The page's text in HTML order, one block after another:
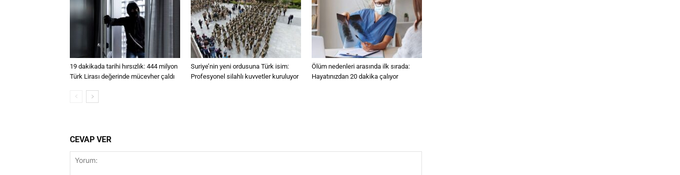
19 dakikada tarihi hırsızlık: 444 milyon
Türk Lirası değerinde mücevher çaldı
Suriye’nin yeni ordusuna Türk isim:
Profesyonel silahlı kuvvetler kuruluyor
Ölüm nedenleri arasında ilk sırada:
Hayatınızdan 20 dakika çalıyor
CEVAP VER